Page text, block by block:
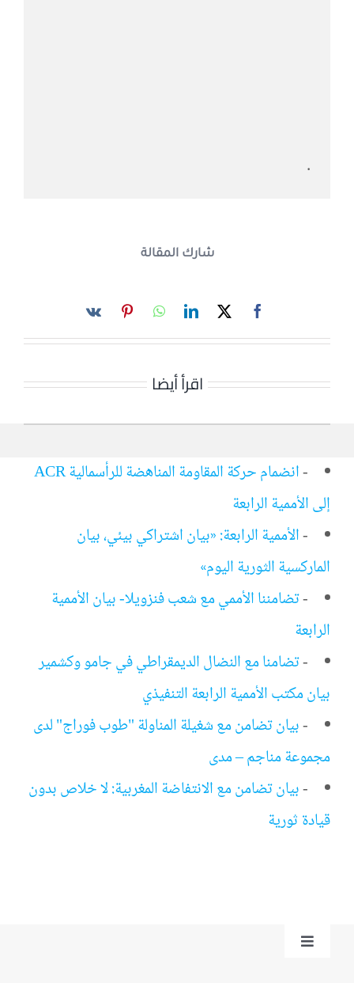
.
شارك المقالة
اقرأ أيضا
-
انضمام حركة المقاومة المناهضة للرأسمالية ACR
إلى الأممية الرابعة
-الأممية الرابعة: «بيان اشتراكي بيئي، بيان
الماركسية الثورية اليوم»
-تضامننا الأممي مع شعب فنزويلا- بيان الأممية
الرابعة
-تضامنا مع النضال الديمقراطي في جامو وكشمير
بيان مكتب الأممية الرابعة التنفيذي
-بيان تضامن مع شغيلة المناولة "طوب فوراج" لدى
مجموعة مناجم – مدى
-بيان تضامن مع الانتفاضة المغربية: لا خلاص بدون
قيادة ثورية
Toggle